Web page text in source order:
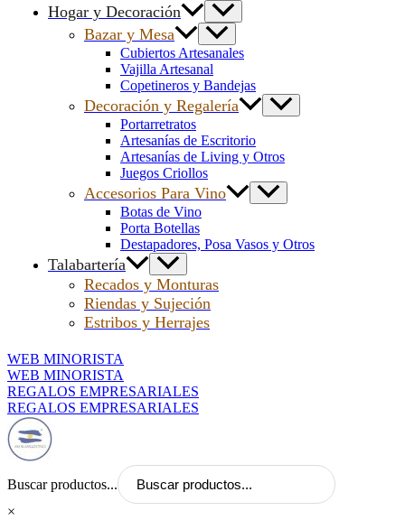
Hogar y Decoración
Bazar y Mesa
Cubiertos Artesanales
Vajilla Artesanal
Copetineros y Bandejas
Decoración y Regalería
Portarretratos
Artesanías de Escritorio
Artesanías de Living y Otros
Juegos Criollos
Accesorios Para Vino
Botas de Vino
Porta Botellas
Destapadores, Posa Vasos y Otros
Talabartería
Recados y Monturas
Riendas y Sujeción
Estribos y Herrajes
WEB MINORISTA
WEB MINORISTA
REGALOS EMPRESARIALES
REGALOS EMPRESARIALES
Buscar productos...
×